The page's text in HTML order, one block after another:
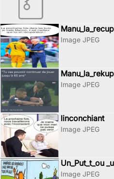
Image JPEG
Image JPEG
linconchiant
Image JPEG
Un_Put_t_ou
Image JPEG